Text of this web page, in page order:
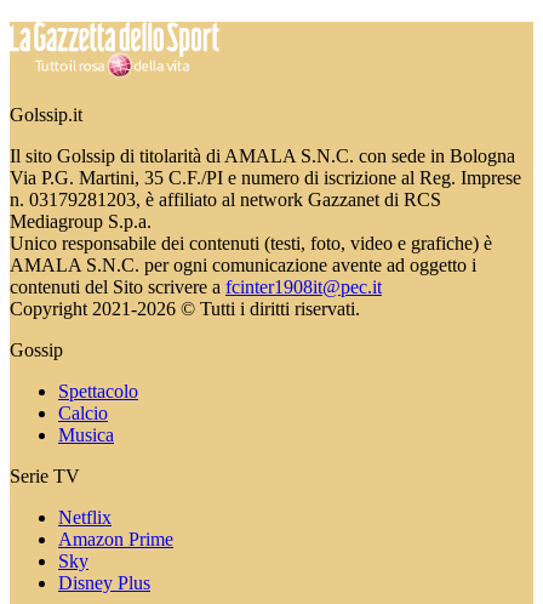
Golssip.it
Il sito Golssip di titolarità di AMALA S.N.C. con sede in Bologna
Via P.G. Martini, 35 C.F./PI e numero di iscrizione al Reg. Imprese
n. 03179281203, è affiliato al network Gazzanet di RCS
Mediagroup S.p.a.
Unico responsabile dei contenuti (testi, foto, video e grafiche) è
AMALA S.N.C. per ogni comunicazione avente ad oggetto i
contenuti del Sito scrivere a fcinter1908it@pec.it
Copyright 2021-2026 © Tutti i diritti riservati.
Gossip
Spettacolo
Calcio
Musica
Serie TV
Netflix
Amazon Prime
Sky
Disney Plus